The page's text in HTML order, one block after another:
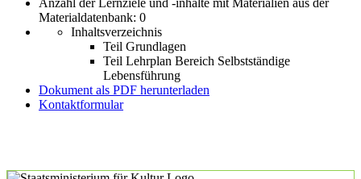
Anzahl der Lernziele und -inhalte mit Materialien aus der
Materialdatenbank: 0
Inhaltsverzeichnis
Teil Grundlagen
Teil Lehrplan Bereich Selbstständige
Lebensführung
Dokument als PDF herunterladen
Kontaktformular